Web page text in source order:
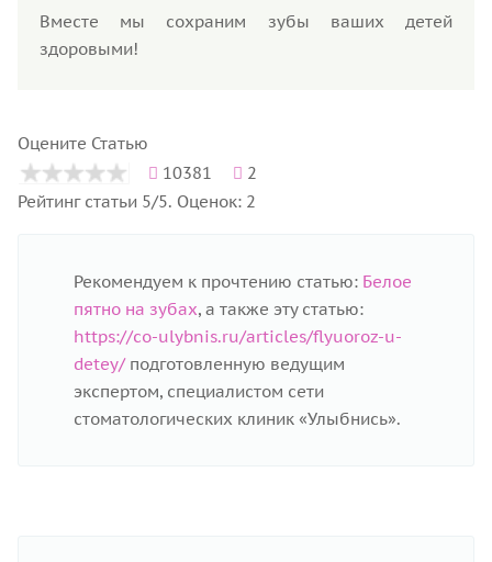
Вместе мы сохраним зубы ваших детей
здоровыми!
Оцените Статью
10381
2
Рейтинг статьи 5/5. Оценок: 2
Рекомендуем к прочтению статью: Белое
пятно на зубах, а также эту статью:
https://co-ulybnis.ru/articles/flyuoroz-u-
detey/подготовленную ведущим
экспертом, специалистом сети
стоматологических клиник «Улыбнись».